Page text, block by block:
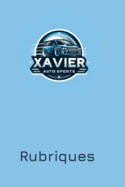
Rubriques